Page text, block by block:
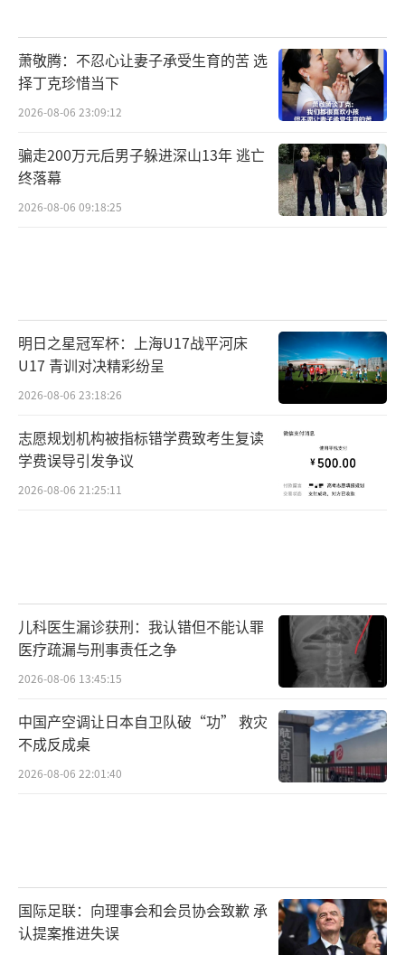
萧敬腾：不忍心让妻子承受生育的苦 选
择丁克珍惜当下
2026-08-06 23:09:12
骗走200万元后男子躲进深山13年 逃亡
终落幕
2026-08-06 09:18:25
明日之星冠军杯：上海U17战平河床
U17 青训对决精彩纷呈
2026-08-06 23:18:26
志愿规划机构被指标错学费致考生复读
学费误导引发争议
2026-08-06 21:25:11
儿科医生漏诊获刑：我认错但不能认罪
医疗疏漏与刑事责任之争
2026-08-06 13:45:15
中国产空调让日本自卫队破“功” 救灾
不成反成桌
2026-08-06 22:01:40
国际足联：向理事会和会员协会致歉 承
认提案推进失误